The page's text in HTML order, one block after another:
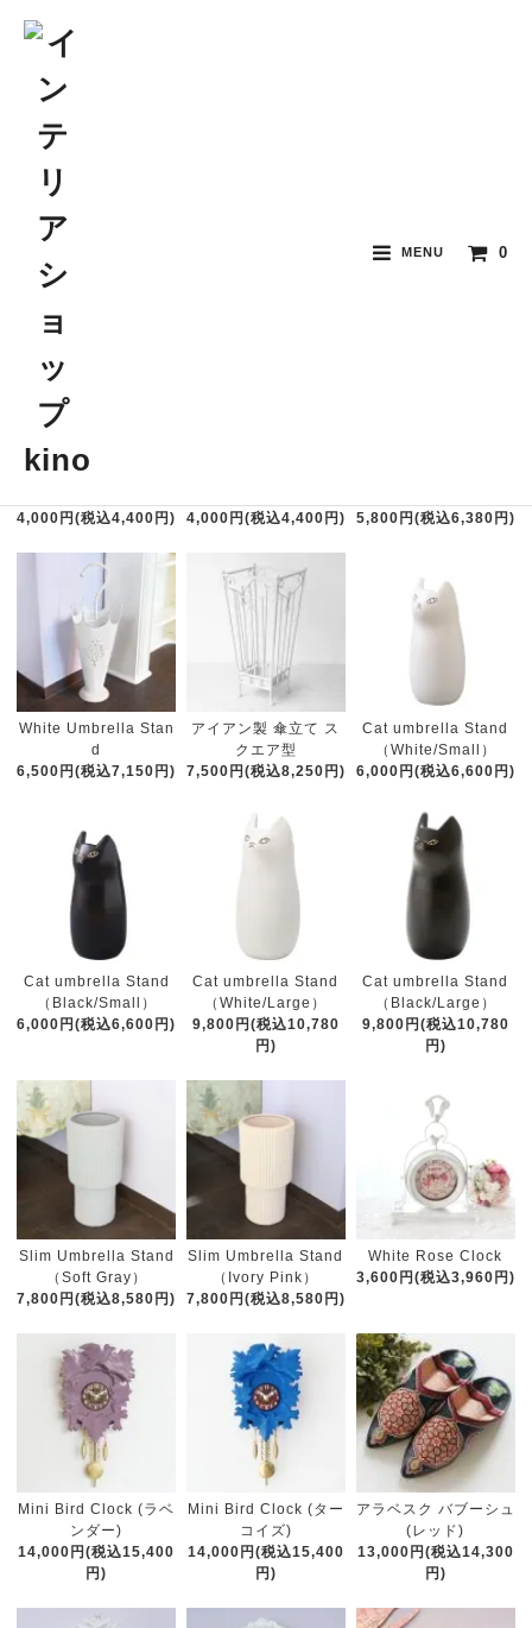
MENU 0
時計 / 傘立て / ルームシューズ
Tassel Room Shoes
4,000円(税込4,400円)
4,000円(税込4,400円)
5,800円(税込6,380円)
White Umbrella Stan
d
6,500円(税込7,150円)
アイアン製 傘立て ス
クエア型
7,500円(税込8,250円)
Cat umbrella Stand
（White/Small）
6,000円(税込6,600円)
Cat umbrella Stand
（Black/Small）
6,000円(税込6,600円)
Cat umbrella Stand
（White/Large）
9,800円(税込10,780
円)
Cat umbrella Stand
（Black/Large）
9,800円(税込10,780
円)
Slim Umbrella Stand
（Soft Gray）
7,800円(税込8,580円)
Slim Umbrella Stand
（Ivory Pink）
7,800円(税込8,580円)
White Rose Clock
3,600円(税込3,960円)
Mini Bird Clock (ラベ
ンダー)
14,000円(税込15,400
円)
Mini Bird Clock (ター
コイズ)
14,000円(税込15,400
円)
アラベスク バブーシュ
(レッド)
13,000円(税込14,300
円)